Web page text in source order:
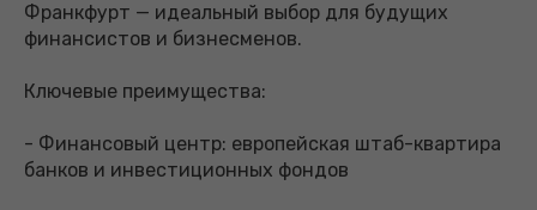
Франкфурт — идеальный выбор для будущих
финансистов и бизнесменов.
Ключевые преимущества:
- Финансовый центр: европейская штаб-квартира
банков и инвестиционных фондов